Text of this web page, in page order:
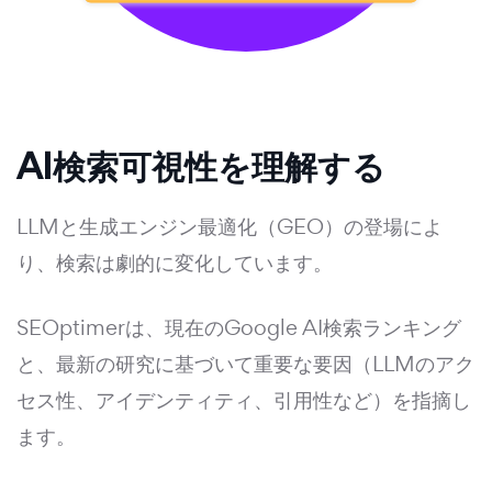
AI検索可視性を理解する
LLMと生成エンジン最適化（GEO）の登場によ
り、検索は劇的に変化しています。
SEOptimerは、現在のGoogle AI検索ランキング
と、最新の研究に基づいて重要な要因（LLMのアク
セス性、アイデンティティ、引用性など）を指摘し
ます。